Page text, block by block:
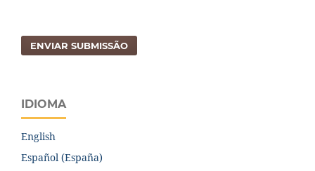
ENVIAR SUBMISSÃO
IDIOMA
English
Español (España)